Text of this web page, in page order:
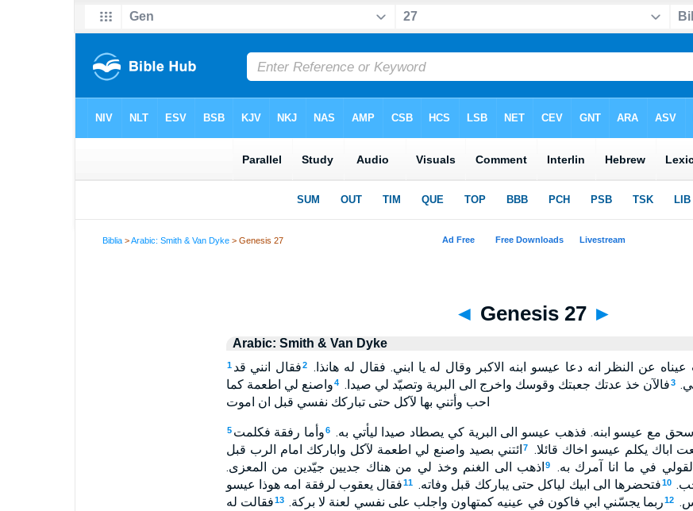
Biblia >Arabic: Smith & Van Dyke > Genesis 27
◄ Genesis 27 ►
Arabic: Smith & Van Dyke
1 عن النظر انه دعا عيسو ابنه الاكبر وقال له يا ابني. فقال له هانذا. 2فقال انني قد
3فالآن خذ عدتك جعبتك وقوسك واخرج الى البرية وتصيّد لي صيدا. 4واصنع لي اطعمة كما
احب وأتني بها لآكل حتى تباركك نفسي قبل ان اموت
5 مع عيسو ابنه. فذهب عيسو الى البرية كي يصطاد صيدا ليأتي به. 6وأما رفقة فكلمت
اباك يكلم عيسو اخاك قائلا.
7 ائتني بصيد واصنع لي اطعمة لآكل واباركك امام الرب قبل
في ما انا آمرك به. 9اذهب الى الغنم وخذ لي من هناك جديين جيّدين من المعزى.
10فتحضرها الى ابيك لياكل حتى يباركك قبل وفاته. 11 فقال يعقوب لرفقة امه هوذا عيسو
12ربما يجسّني ابي فاكون في عينيه كمتهاون واجلب على نفسي لعنة لا بركة. 13فقالت له